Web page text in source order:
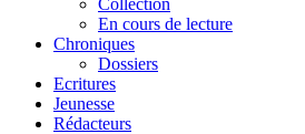
Collection
En cours de lecture
Chroniques
Dossiers
Ecritures
Jeunesse
Rédacteurs